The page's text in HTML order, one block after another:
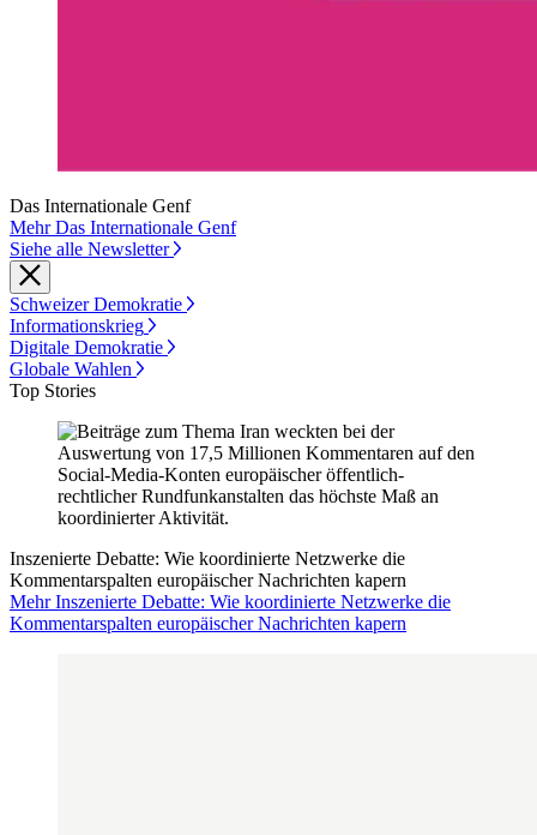
Das Internationale Genf
Mehr Das Internationale Genf
Siehe alle Newsletter
Schweizer Demokratie
Informationskrieg
Digitale Demokratie
Globale Wahlen
Top Stories
Inszenierte Debatte: Wie koordinierte Netzwerke die
Kommentarspalten europäischer Nachrichten kapern
Mehr Inszenierte Debatte: Wie koordinierte Netzwerke die
Kommentarspalten europäischer Nachrichten kapern